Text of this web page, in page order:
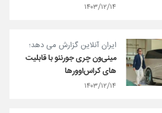
۱۴۰۳/۱۲/۱۴
ایران آنلاین گزارش می دهد؛
مینی‌‌ون چری جورنئو با قابلیت
های کراس‌اوورها
۱۴۰۳/۱۲/۱۴